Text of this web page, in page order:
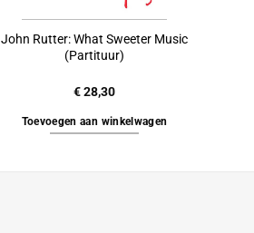
John Rutter: What Sweeter Music
(Partituur)
€28,30
Toevoegen aan winkelwagen